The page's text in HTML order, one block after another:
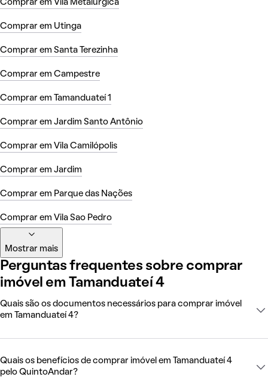
Comprar em Vila Metalúrgica
Comprar em Utinga
Comprar em Santa Terezinha
Comprar em Campestre
Comprar em Tamanduateí 1
Comprar em Jardim Santo Antônio
Comprar em Vila Camilópolis
Comprar em Jardim
Comprar em Parque das Nações
Comprar em Vila Sao Pedro
Mostrar mais
Perguntas frequentes sobre comprar
imóvel em Tamanduateí 4
Quais são os documentos necessários para comprar imóvel
em Tamanduateí 4?
Quais os benefícios de comprar imóvel em Tamanduateí 4
pelo QuintoAndar?